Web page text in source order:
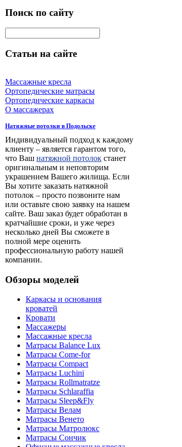
Поиск по сайту
Статьи на сайте
Массажные кресла
Ортопедические матрасы
Ортопедические каркасы
О массажерах
Натяжные потолки в Подольске
Индивидуальный подход к каждому
клиенту – является гарантом того,
что Ваш натяжной потолок станет
оригинальным и неповторим
украшением Вашего жилища. Если
Вы хотите заказать натяжной
потолок – просто позвоните нам
или оставьте свою заявку на нашем
сайте. Ваш заказ будет обработан в
кратчайшие сроки, и уже через
несколько дней Вы сможете в
полной мере оценить
профессиональную работу нашей
компании.
Обзоры моделей
Каркасы и основания
кроватей
Кровати
Массажеры
Массажные кресла
Матрасы Balance Lux
Матрасы Come-for
Матрасы Compact
Матрасы Luchini
Матрасы Rollmatratze
Матрасы Schlaraffia
Матрасы Sleep&Fly
Матрасы Велам
Матрасы Венето
Матрасы Матролюкс
Матрасы Сончик